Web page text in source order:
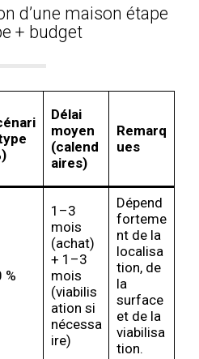
d’une maison étape
+ budget
Délai
moyen
(calend
aires)
Remarq
ues
%
1–3
mois
(achat)
+ 1–3
mois
(viabilis
ation si
nécessa
ire)
Dépend
forteme
nt de la
localisa
tion, de
la
surface
et de la
viabilisa
tion.